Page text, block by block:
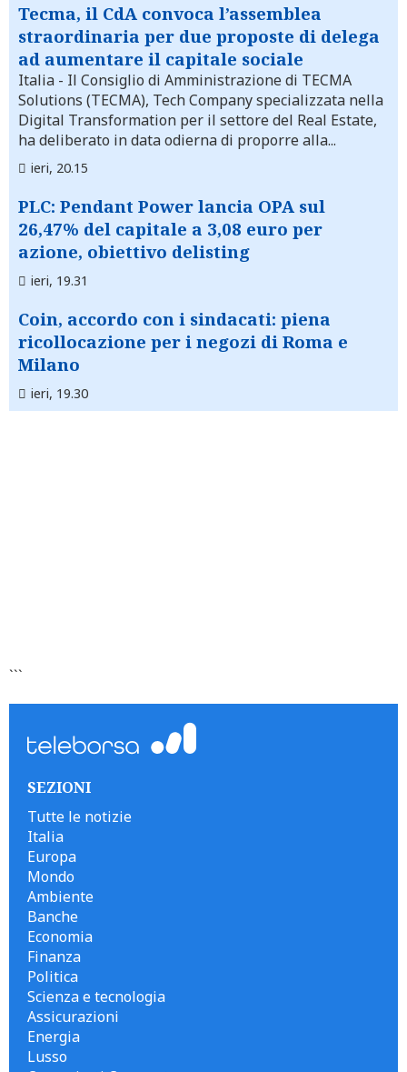
Tecma, il CdA convoca l’assemblea
straordinaria per due proposte di delega
ad aumentare il capitale sociale
Italia - Il Consiglio di Amministrazione di TECMA
Solutions (TECMA), Tech Company specializzata nella
Digital Transformation per il settore del Real Estate,
ha deliberato in data odierna di proporre alla...
ieri, 20.15
PLC: Pendant Power lancia OPA sul
26,47% del capitale a 3,08 euro per
azione, obiettivo delisting
ieri, 19.31
Coin, accordo con i sindacati: piena
ricollocazione per i negozi di Roma e
Milano
ieri, 19.30
```
SEZIONI
Tutte le notizie
Italia
Europa
Mondo
Ambiente
Banche
Economia
Finanza
Politica
Scienza e tecnologia
Assicurazioni
Energia
Lusso